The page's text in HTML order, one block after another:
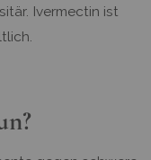
Ivermectin ist